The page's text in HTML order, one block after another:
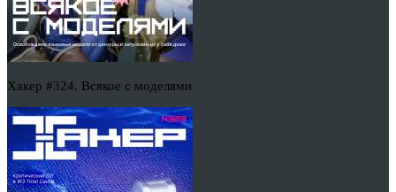
Хакер #324. Всякое с моделями